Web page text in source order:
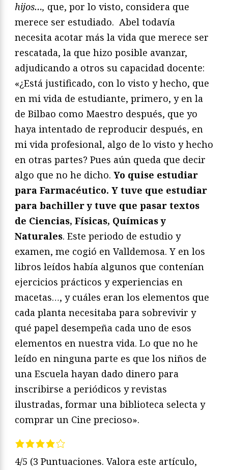
hijos…, que, por lo visto, considera que
merece ser estudiado. Abel todavía
necesita acotar más la vida que merece ser
rescatada, la que hizo posible avanzar,
adjudicando a otros su capacidad docente:
«¿Está justificado, con lo visto y hecho, que
en mi vida de estudiante, primero, y en la
de Bilbao como Maestro después, que yo
haya intentado de reproducir después, en
mi vida profesional, algo de lo visto y hecho
en otras partes? Pues aún queda que decir
algo que no he dicho. Yo quise estudiar
para Farmacéutico. Y tuve que estudiar
para bachiller y tuve que pasar textos
de Ciencias, Físicas, Químicas y
Naturales. Este periodo de estudio y
examen, me cogió en Valldemosa. Y en los
libros leídos había algunos que contenían
ejercicios prácticos y experiencias en
macetas…, y cuáles eran los elementos que
cada planta necesitaba para sobrevivir y
qué papel desempeña cada uno de esos
elementos en nuestra vida. Lo que no he
leído en ninguna parte es que los niños de
una Escuela hayan dado dinero para
inscribirse a periódicos y revistas
ilustradas, formar una biblioteca selecta y
comprar un Cine precioso».
4/5 (3 Puntuaciones. Valora este artículo,